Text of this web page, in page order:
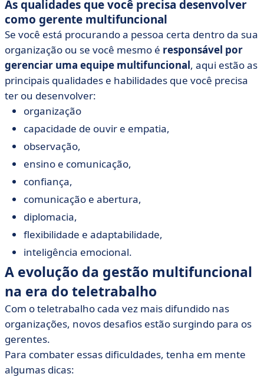
As qualidades que você precisa desenvolver
como gerente multifuncional
Se você está procurando a pessoa certa dentro da sua
organização ou se você mesmo é responsável por
gerenciar uma equipe multifuncional, aqui estão as
principais qualidades e habilidades que você precisa
ter ou desenvolver:
organização
capacidade de ouvir e empatia,
observação,
ensino e comunicação,
confiança,
comunicação e abertura,
diplomacia,
flexibilidade e adaptabilidade,
inteligência emocional.
A evolução da gestão multifuncional
na era do teletrabalho
Com o teletrabalho cada vez mais difundido nas
organizações, novos desafios estão surgindo para os
gerentes.
Para combater essas dificuldades, tenha em mente
algumas dicas: